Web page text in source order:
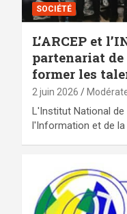
SOCIÉTÉ
L’ARCEP et
partenariat
former les
2 juin 2026
L'Institut National
l'Information et de la